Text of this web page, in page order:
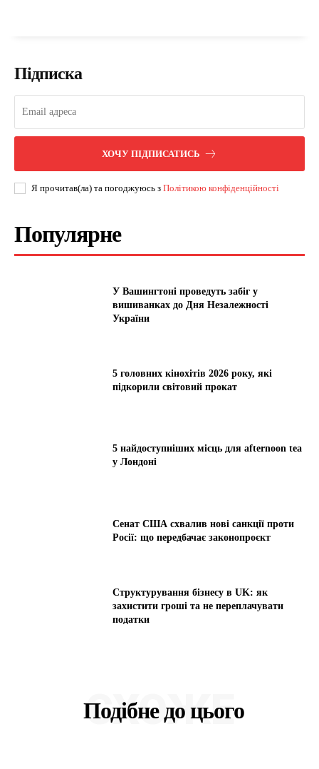
Підписка
ХОЧУ ПІДПИСАТИСЬ
Я прочитав(ла) та погоджуюсь з Політикою конфіденційності
Популярне
У Вашингтоні проведуть забіг у
вишиванках до Дня Незалежності
України
5 головних кінохітів 2026 року, які
підкорили світовий прокат
5 найдоступніших місць для afternoon tea
у Лондоні
Сенат США схвалив нові санкції проти
Росії: що передбачає законопроєкт
Структурування бізнесу в UK: як
захистити гроші та не переплачувати
податки
Подібне до цього
СХОЖЕ